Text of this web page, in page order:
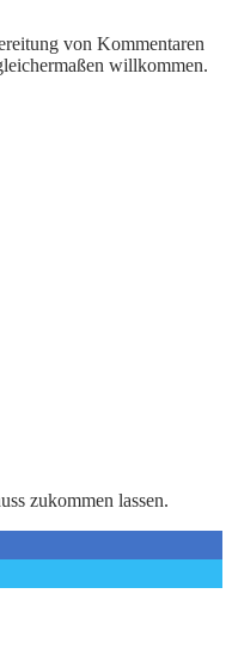
von Kommentaren
willkommen.
zukommen lassen.